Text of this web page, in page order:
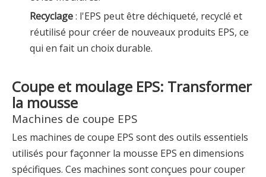
Recyclage: l'EPS peut être déchiqueté, recyclé et
réutilisé pour créer de nouveaux produits EPS, ce
qui en fait un choix durable.
Coupe et moulage EPS: Transformer
la mousse
Machines de coupe EPS
Les machines de coupe EPS sont des outils essentiels
utilisés pour façonner la mousse EPS en dimensions
spécifiques. Ces machines sont conçues pour couper